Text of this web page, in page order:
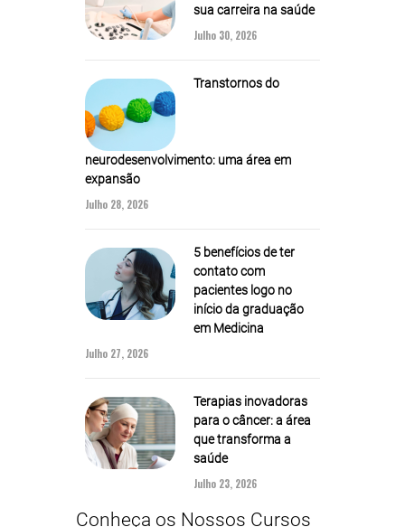
sua carreira na saúde
Julho 30, 2026
Transtornos do
neurodesenvolvimento: uma área em
expansão
Julho 28, 2026
5 benefícios de ter
contato com
pacientes logo no
início da graduação
em Medicina
Julho 27, 2026
Terapias inovadoras
para o câncer: a área
que transforma a
saúde
Julho 23, 2026
Conheça os Nossos Cursos